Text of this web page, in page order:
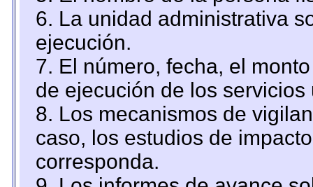
6. La unidad administrativa
ejecución.
7. El número, fecha, el
de ejecución de los servicios
8. Los mecanismos de
caso, los estudios de
corresponda.